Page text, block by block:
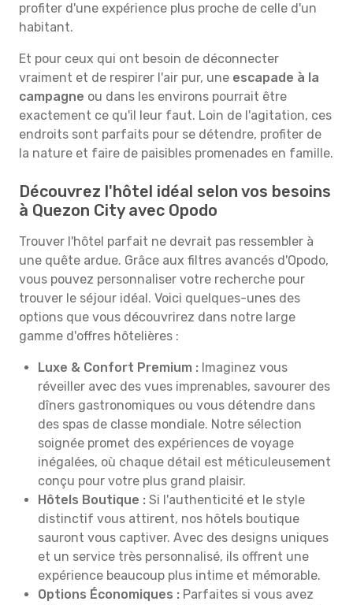
profiter d'une expérience plus proche de celle d'un
habitant.
Et pour ceux qui ont besoin de déconnecter
vraiment et de respirer l'air pur, une escapade à la
campagne ou dans les environs pourrait être
exactement ce qu'il leur faut. Loin de l'agitation, ces
endroits sont parfaits pour se détendre, profiter de
la nature et faire de paisibles promenades en famille.
Découvrez l'hôtel idéal selon vos besoins
à Quezon City avec Opodo
Trouver l'hôtel parfait ne devrait pas ressembler à
une quête ardue. Grâce aux filtres avancés d'Opodo,
vous pouvez personnaliser votre recherche pour
trouver le séjour idéal. Voici quelques-unes des
options que vous découvrirez dans notre large
gamme d'offres hôtelières :
Luxe & Confort Premium : Imaginez vous
réveiller avec des vues imprenables, savourer des
dîners gastronomiques ou vous détendre dans
des spas de classe mondiale. Notre sélection
soignée promet des expériences de voyage
inégalées, où chaque détail est méticuleusement
conçu pour votre plus grand plaisir.
Hôtels Boutique : Si l'authenticité et le style
distinctif vous attirent, nos hôtels boutique
sauront vous captiver. Avec des designs uniques
et un service très personnalisé, ils offrent une
expérience beaucoup plus intime et mémorable.
Options Économiques : Parfaites si vous avez